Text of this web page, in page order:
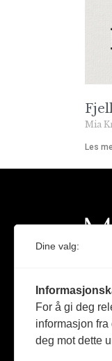
Mia
Les
Dine valg:
For å gi deg
informasjon
deg mot dette